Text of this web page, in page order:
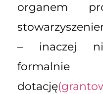
organem
– inaczej
dotację